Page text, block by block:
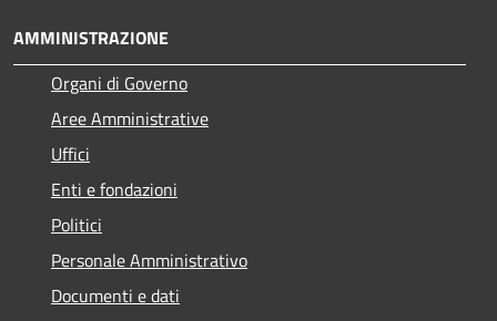
AMMINISTRAZIONE
Organi di Governo
Aree Amministrative
Uffici
Enti e fondazioni
Politici
Personale Amministrativo
Documenti e dati